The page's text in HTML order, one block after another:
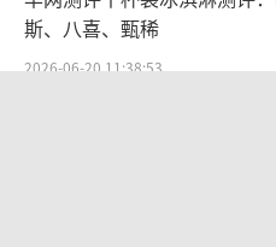
销售额达到了3.6亿元
“拜唐苹”、“瑞
斯、八喜、甄稀
2026-06-20 11:38:53